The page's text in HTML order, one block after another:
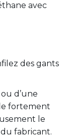
avec
des gants
d’une
fortement
le
fabricant.